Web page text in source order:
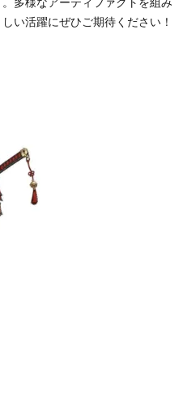
多様なアーティファクトを組み
い活躍にぜひご期待ください！